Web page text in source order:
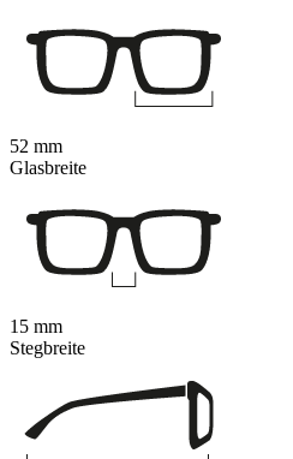
52 mm
Glasbreite
15 mm
Stegbreite